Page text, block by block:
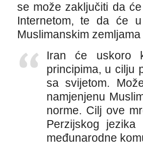
se može zaključiti da
Internetom, te da će
Muslimanskim zemljama
Iran će uskoro
principima, u cilju
sa svijetom.
namjenjenu
norme. Cilj ove
Perzijskog
međunarodne